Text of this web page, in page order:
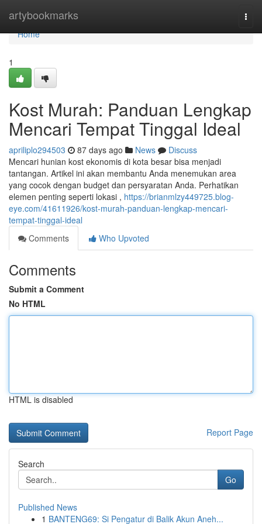
artybookmarks
Home
Home
1
Kost Murah: Panduan Lengkap
Mencari Tempat Tinggal Ideal
apriliplo294503 87 days ago News
Discuss
Mencari hunian kost ekonomis di kota besar bisa menjadi
tantangan. Artikel ini akan membantu Anda menemukan area
yang cocok dengan budget dan persyaratan Anda. Perhatikan
elemen penting seperti lokasi , https://brianmlzy449725.blog-
eye.com/41611926/kost-murah-panduan-lengkap-mencari-
tempat-tinggal-ideal
Comments
Who Upvoted
Comments
Submit a Comment
No HTML
HTML is disabled
Report Page
Search
Go
Published News
1 BANTENG69: Si Pengatur di Balik Akun Aneh...